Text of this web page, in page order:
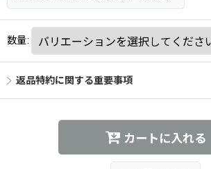
数量:
返品特約に関する重要事項
カートに入れる